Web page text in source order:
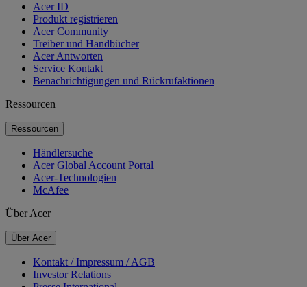
Acer ID
Produkt registrieren
Acer Community
Treiber und Handbücher
Acer Antworten
Service Kontakt
Benachrichtigungen und Rückrufaktionen
Ressourcen
Ressourcen
Händlersuche
Acer Global Account Portal
Acer-Technologien
McAfee
Über Acer
Über Acer
Kontakt / Impressum / AGB
Investor Relations